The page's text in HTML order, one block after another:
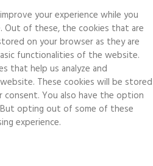
your experience while you
of these, the cookies that are
on your browser as they are
functionalities of the website.
that help us analyze and
These cookies will be stored
You also have the option
opting out of some of these
experience.